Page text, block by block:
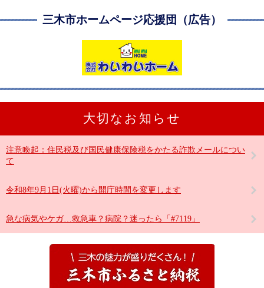
三木市ホームページ応援団（広告）
大切なお知らせ
注意喚起：住民税及び国民健康保険税をかたる詐欺メールについ
て
令和8年9月1日(火曜)から開庁時間を変更します
急な病気やケガ…救急車？病院？迷ったら「#7119」